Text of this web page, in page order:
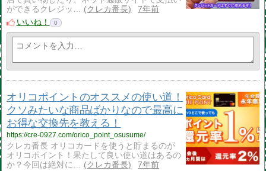
ができるクレジッ…
クレカ番長
7年前
いいね！
0
オリコポイントのオススメの使い道！
クソみたいな商品ばかりなので最高に
お得な交換先を教える！
https://cre-0927.com/orico_point_osusume/
クレカ番長 オリコカードを使うと貯まるのが
オリコポイント！果たして良い使い道はあるの
か？今回は絶対に…
クレカ番長
7年前